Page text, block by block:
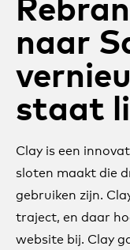
naar
staat
Clay is een
sloten maakt die
gebruiken zijn.
traject, en daar
website bij. Clay